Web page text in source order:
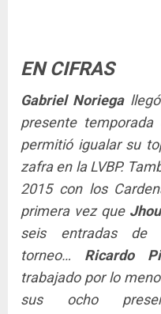
EN CIFRAS
Gabriel Noriegallegó
presente
permitió igualar su
zafra en la LVBP.
2015 con los
primera vez que
seis entradas de
torneo… Ricardo
trabajado por lo
sus ocho